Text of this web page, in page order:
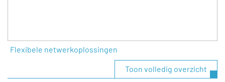
Flexibele netwerkoplossingen
Toon volledig overzicht